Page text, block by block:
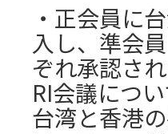
・正会員に
入し、準会
ぞれ承認され
RI会議につ
台湾と香港